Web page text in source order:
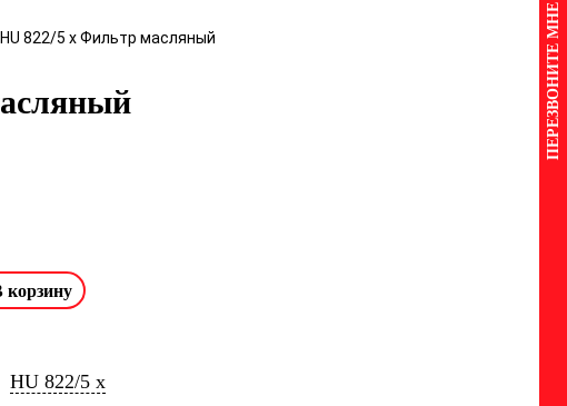
HU 822/5 x Фильтр масляный
HU 822/5 x
ПЕРЕЗВОНИТЕ МНЕ